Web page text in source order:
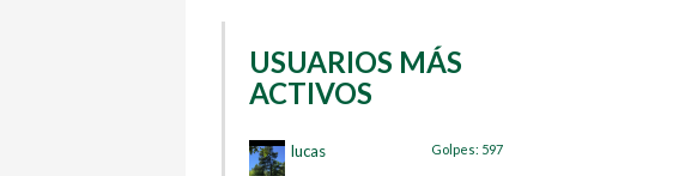
USUARIOS MÁS
ACTIVOS
lucas Golpes: 597